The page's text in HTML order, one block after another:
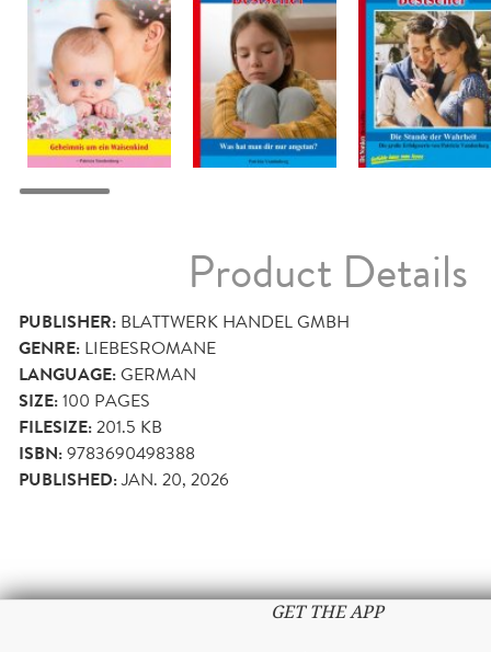
Product Details
PUBLISHER: BLATTWERK HANDEL GMBH
GENRE: LIEBESROMANE
LANGUAGE:GERMAN
SIZE:100 PAGES
FILESIZE:201.5 KB
ISBN:9783690498388
PUBLISHED:JAN. 20, 2026
GET THE APP